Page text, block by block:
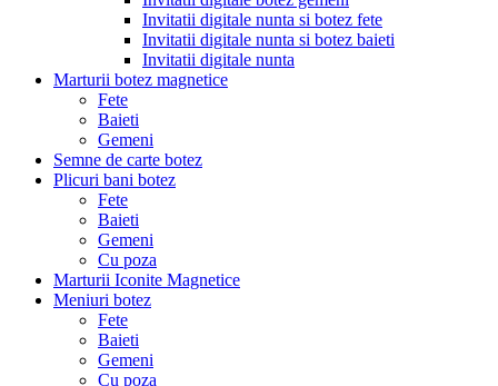
Invitatii digitale nunta si botez fete
Invitatii digitale nunta si botez baieti
Invitatii digitale nunta
Marturii botez magnetice
Fete
Baieti
Gemeni
Semne de carte botez
Plicuri bani botez
Fete
Baieti
Gemeni
Cu poza
Marturii Iconite Magnetice
Meniuri botez
Fete
Baieti
Gemeni
Cu poza